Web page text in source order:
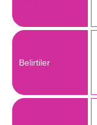
Belirtiler